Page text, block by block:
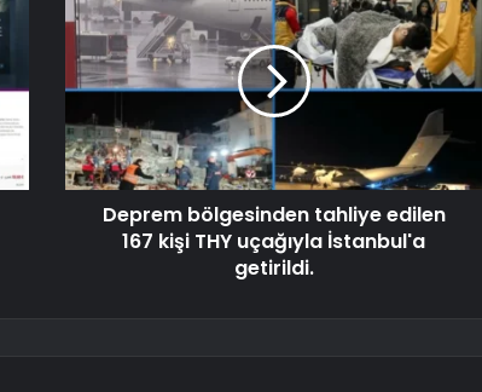
Deprem bölgesinden tahliye edilen
167 kişi THY uçağıyla İstanbul'a
getirildi.